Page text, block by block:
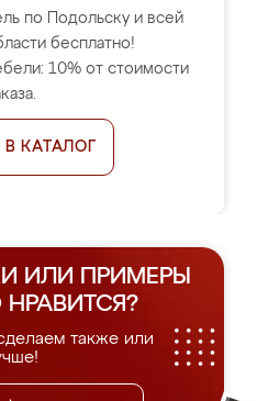
по Подольску и всей
бесплатно!
10% от стоимости
В КАТАЛОГ
ИЛИ ПРИМЕРЫ
НРАВИТСЯ?
также или